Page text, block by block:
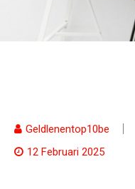
Geldlenentop10be
12 Februari 2025